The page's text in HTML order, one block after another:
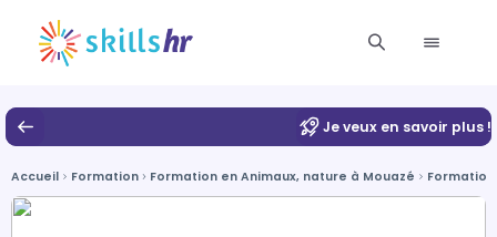
Je veux en savoir plus !
Accueil Formation Formation en Animaux, nature à Mouazé